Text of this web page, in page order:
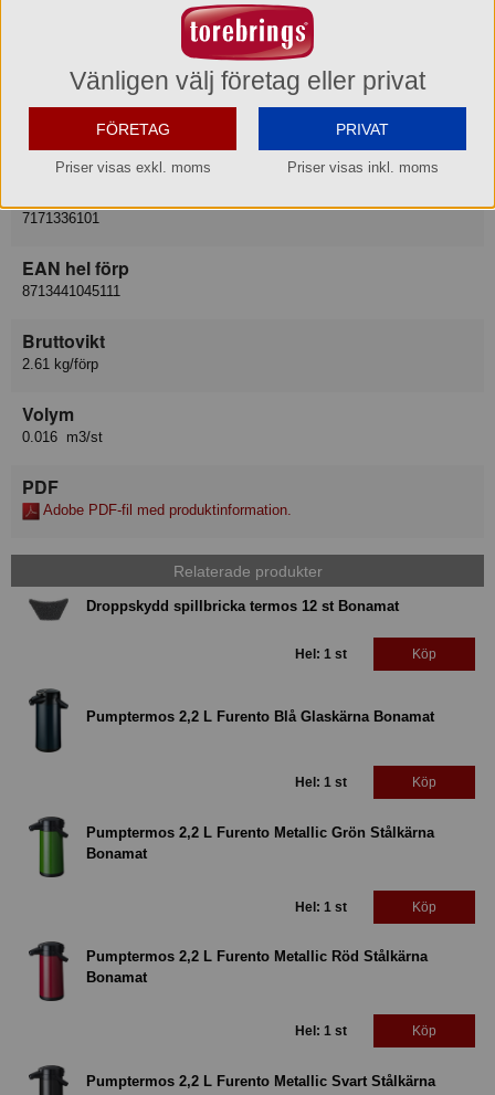
Pumptermos
Leverantör
7171336101
EAN hel förp
8713441045111
Bruttovikt
2.61 kg/förp
Volym
0.016 m3/st
PDF
Adobe PDF-fil med produktinformation.
Relaterade produkter
Droppskydd spillbricka termos 12 st Bonamat
Hel: 1 st Köp
Pumptermos 2,2 L Furento Blå Glaskärna Bonamat
Hel: 1 st Köp
Pumptermos 2,2 L Furento Metallic Grön Stålkärna
Bonamat
Hel: 1 st Köp
Pumptermos 2,2 L Furento Metallic Röd Stålkärna
Bonamat
Hel: 1 st Köp
Pumptermos 2,2 L Furento Metallic Svart Stålkärna
Vänligen välj företag eller privat
FÖRETAG
Priser visas exkl. moms
PRIVAT
Priser visas inkl. moms